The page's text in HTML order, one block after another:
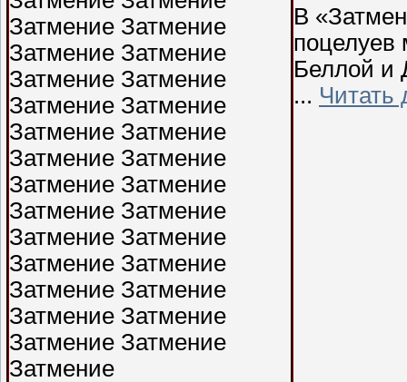
В
Беллой и
... Читать